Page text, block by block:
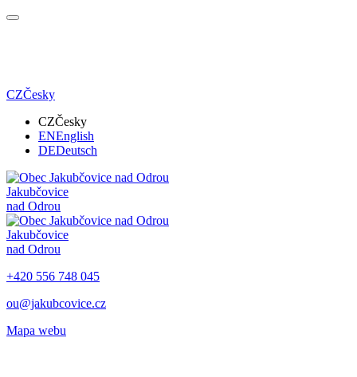
CZČesky
CZČesky
ENEnglish
DEDeutsch
Jakubčovice
nad Odrou
Jakubčovice
nad Odrou
+420 556 748 045
ou@jakubcovice.cz
Mapa webu